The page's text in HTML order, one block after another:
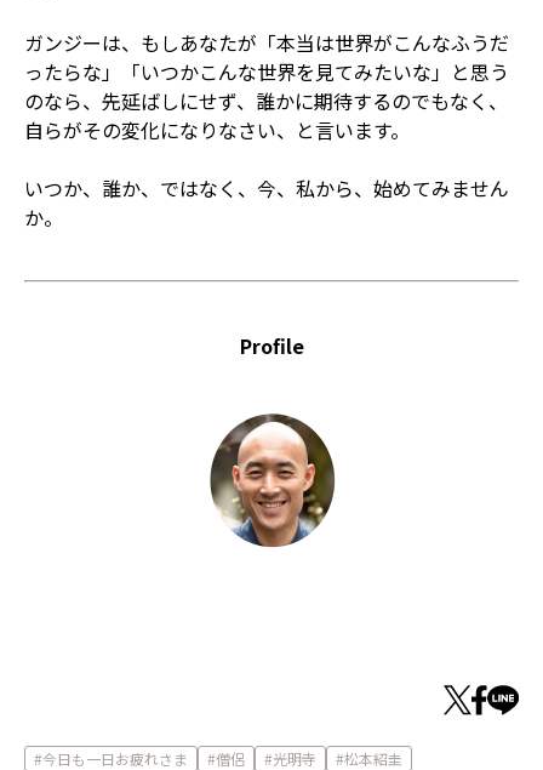
ガンジーは、もしあなたが「本当は世界がこんなふうだ
ったらな」「いつかこんな世界を見てみたいな」と思う
のなら、先延ばしにせず、誰かに期待するのでもなく、
自らがその変化になりなさい、と言います。
いつか、誰か、ではなく、今、私から、始めてみません
か。
Profile
今日も一日お疲れさま 僧侶 光明寺 松本紹圭